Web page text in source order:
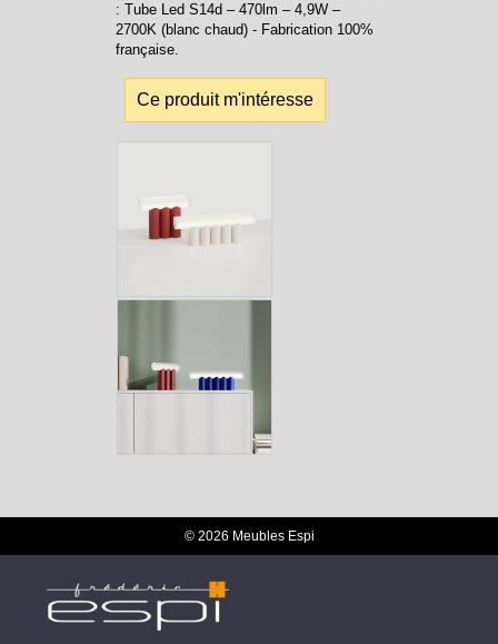
: Tube Led S14d – 470lm – 4,9W –
2700K (blanc chaud) - Fabrication 100%
française.
Ce produit m'intéresse
© 2026 Meubles Espi